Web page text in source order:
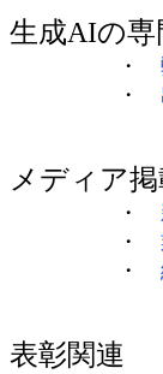
生成AIの専
・
・
メディア
・
・
・
表彰関連